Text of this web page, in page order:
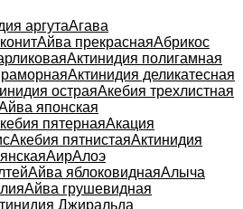
аргутаАгава
Айва прекраснаяАбрикос
Актинидия полигамная
Актинидия деликатесная
остраяАкебия трехлистная
японская
пятернаяАкация
Акебия пятнистаяАктинидия
АирАлоэ
Айва яблоковиднаяАлыча
Айва грушевидная
Джиральда